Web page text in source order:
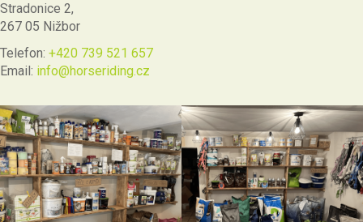
Stradonice 2,
267 05 Nižbor
Telefon: +420 739 521 657
Email: info@horseriding.cz